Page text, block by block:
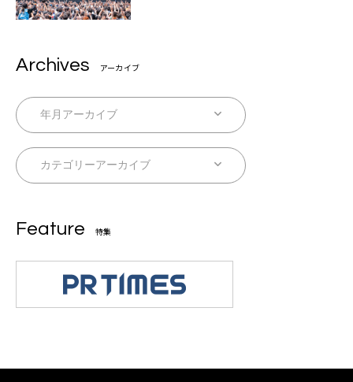
Archives アーカイブ
Feature 特集